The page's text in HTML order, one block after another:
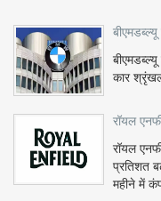
कार
रॉयल
रॉयल
प्रतिशत
महीने में